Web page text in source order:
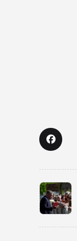
<span
class="nav-
subtitle
screen-